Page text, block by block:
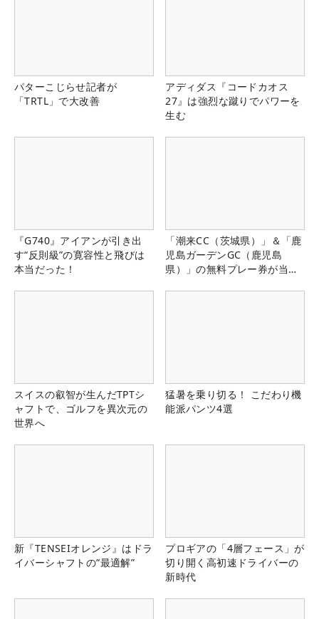
パターこじらせ記者が
「TRTL」で大改善
アディダス『コードカオス
27』は強烈な蹴りでパワーを
生む
『G740』アイアンが引き出
す“反則級”の寛容性と飛びは
本当だった！
「潮来CC（茨城県）」＆「鹿
児島ガーデンGC（鹿児島
県）」の無料プレー券が当た
スイスの叡智が生んだTPTシ
ャフトで、ゴルフを異次元の
世界へ
猛暑を乗り切る！ こだわり機
能派パンツ4選
新『TENSEIオレンジ』はドラ
イバーシャフトの“最適解”
プロギアの「4層フェース」が
切り開く高初速ドライバーの
新時代